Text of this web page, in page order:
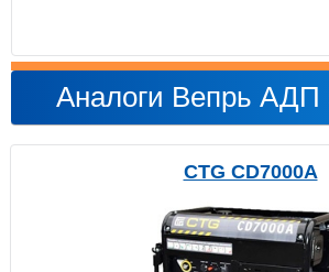
Аналоги Вепрь АДП
CTG CD7000A